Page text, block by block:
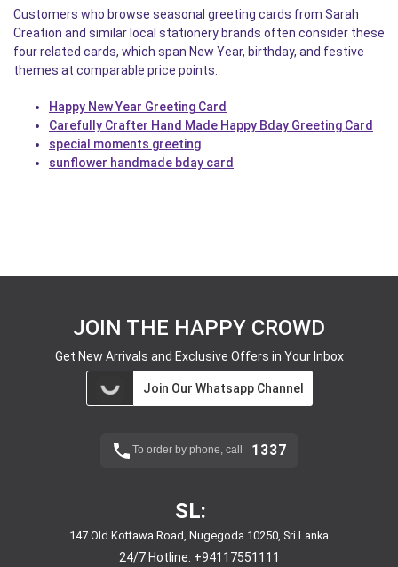
Customers who browse seasonal greeting cards from Sarah
Creation and similar local stationery brands often consider these
four related cards, which span New Year, birthday, and festive
themes at comparable price points.
Happy New Year Greeting Card
Carefully Crafter Hand Made Happy Bday Greeting Card
special moments greeting
sunflower handmade bday card
JOIN THE HAPPY CROWD
Get New Arrivals and Exclusive Offers in Your Inbox
Join Our Whatsapp Channel
To order by phone, call 1337
SL:
147 Old Kottawa Road, Nugegoda 10250, Sri Lanka
24/7 Hotline: +94117551111